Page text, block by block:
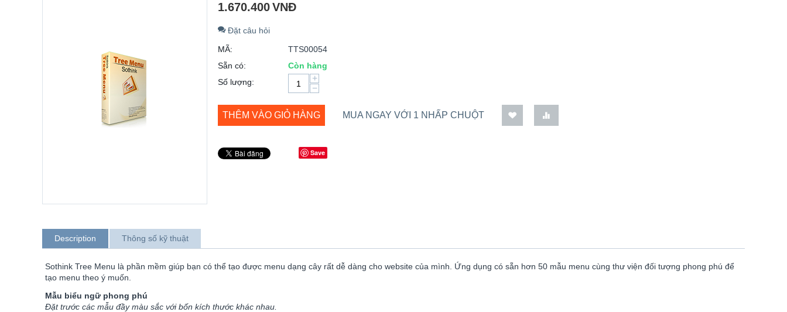
1.670.400VNĐ
Đặt câu hỏi
MÃ:
TTS00054
Sẵn có:
Còn hàng
Số lượng:
+
−
THÊM VÀO GIỎ HÀNG MUA NGAY VỚI 1 NHẤP CHUỘT
Save
Description Thông số kỹ thuật
Sothink Tree Menu là phần mềm giúp bạn có thể tạo được menu dạng cây rất dễ dàng cho website của mình. Ứng dụng có sẵn hơn 50 mẫu menu cùng thư viện đối tượng phong phú để
tạo menu theo ý muốn.
Mẫu biểu ngữ phong phú
Đặt trước các mẫu đầy màu sắc với bốn kích thước khác nhau.